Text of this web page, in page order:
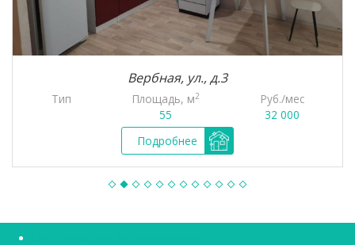
Вербная, ул., д.3
Тип Площадь, м2
55
Руб./мес
32 000
Подробнее